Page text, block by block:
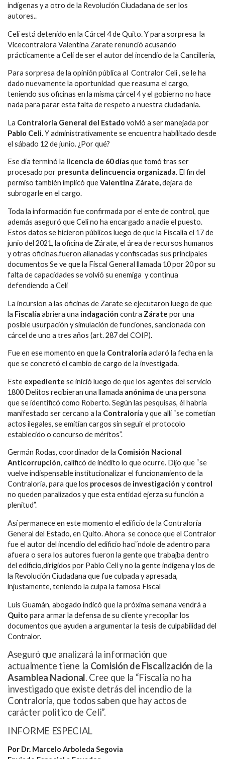
indígenas y a otro de la Revolución Ciudadana de ser los
autores..
Celi está detenido en la Cárcel 4 de Quito. Y para sorpresa la
Vicecontralora Valentina Zarate renunció acusando
prácticamente a Celi de ser el autor del incendio de la Cancillería,
Para sorpresa de la opinión pública al Contralor Celi , se le ha
dado nuevamente la oportunidad que reasuma el cargo,
teniendo sus oficinas en la misma çárcel 4 y el gobierno no hace
nada para parar esta falta de respeto a nuestra ciudadanía.
La Contraloría General del Estado volvió a ser manejada por
Pablo Celi. Y administrativamente se encuentra habilitado desde
el sábado 12 de junio. ¿Por qué?
Ese día terminó la licencia de 60 díasque tomó tras ser
procesado por presunta delincuencia organizada. El fin del
permiso también implicó queValentina Zárate,dejara de
subrogarle en el cargo.
Toda la información fue confirmada por el ente de control, que
además aseguró que Celi no ha encargado a nadie el puesto.
Estos datos se hicieron públicos luego de que la Fiscalía el 17 de
junio del 2021, la oficina de Zárate, el área de recursos humanos
y otras oficinas.fueron allanadas y confiscadas sus principales
documentos Se ve que la Fiscal General llamada 10 por 20 por su
falta de capacidades se volvió su enemiga y continua
defendiendo a Celi
La incursion a las oficinas de Zarate se ejecutaron luego de que
la Fiscalía abriera una indagación contra Zárate por una
posible usurpación y simulación de funciones, sancionada con
cárcel de uno a tres años (art. 287 del COIP).
Fue en ese momento en que la Contraloría aclaró la fecha en la
que se concretó el cambio de cargo de la investigada.
Este expediente se inició luego de que los agentes del servicio
1800 Delitos recibieran una llamada anónima de una persona
que se identificó como Roberto. Según las pesquisas, él habría
manifestado ser cercano a la Contraloría y que allí “se cometían
actos ilegales, se emitían cargos sin seguir el protocolo
establecido o concurso de méritos”.
Germán Rodas, coordinador de la Comisión Nacional
Anticorrupción, calificó de inédito lo que ocurre. Dijo que “se
vuelve indispensable institucionalizar el funcionamiento de la
Contraloría, para que los procesosde investigación ycontrol
no queden paralizados y que esta entidad ejerza su función a
plenitud”.
Así permanece en este momento el edificio de la Contraloría
General del Estado, en Quito. Ahora se conoce que el Contralor
fue el autor del incendio del edificio haci´ndole de adentro para
afuera o sera los autores fueron la gente que trabajba dentro
del edificio,dirigidos por Pablo Celi y no la gente indígena y los de
la Revolución Ciudadana que fue culpada y apresada,
injustamente, teniendo la culpa la famosa Fiscal
Luis Guamán, abogado indicó que la próxima semana vendrá a
Quito para armar la defensa de su cliente y recopilar los
documentos que ayuden a argumentar la tesis de culpabilidad del
Contralor.
Aseguró que analizará la información que
actualmente tiene la Comisión de Fiscalización de la
Asamblea Nacional. Cree que la “Fiscalía no ha
investigado que existe detrás del incendio de la
Contraloría, que todos saben que hay actos de
carácter politico de Celi”.
INFORME ESPECIAL
Por Dr. Marcelo Arboleda Segovia